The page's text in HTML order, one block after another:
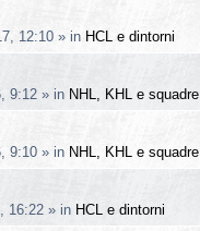
12:10 » in HCL e dintorni
9:12 » in NHL, KHL e
9:10 » in NHL, KHL e
16:22 » in HCL e dintorni